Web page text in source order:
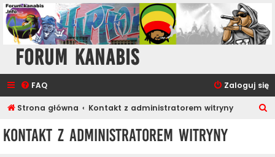
Forum Kanabis
FAQ Zaloguj się
Strona główna Kontakt z administratorem witryny
Kontakt z administratorem witryny